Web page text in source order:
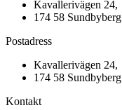
Kavallerivägen 24,
174 58 Sundbyberg
Postadress
Kavallerivägen 24,
174 58 Sundbyberg
Kontakt